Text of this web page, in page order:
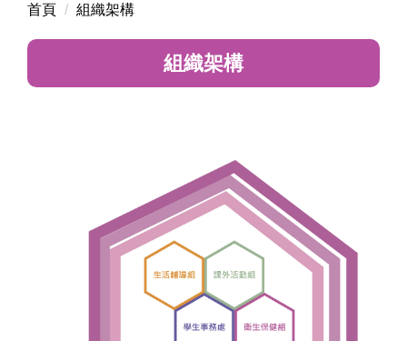
首頁 組織架構
組織架構